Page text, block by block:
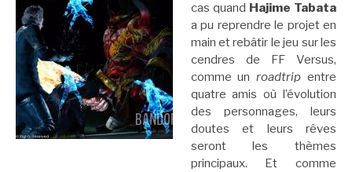
cas quand Hajime Tabata
a pu reprendre le projet en
main et rebâtir le jeu sur les
cendres de FF Versus,
comme unroadtrip entre
quatre amis où l’évolution
des personnages, leurs
doutes et leurs rêves
seront les thèmes
principaux. Et comme